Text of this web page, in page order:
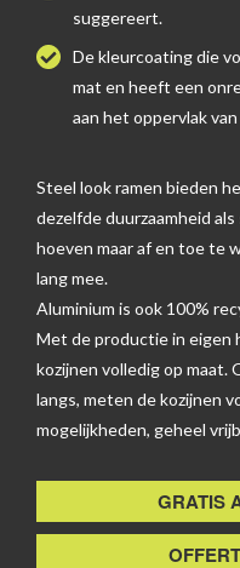
suggereert.
De kleurcoating die
mat en heeft een
aan het oppervlak
Steel look ramen bieden
dezelfde duurzaamheid
hoeven maar af en toe te
lang mee.
Aluminium is ook 100%
Met de productie in eigen
kozijnen volledig op maat.
langs, meten de kozijnen
mogelijkheden, geheel
GRATIS